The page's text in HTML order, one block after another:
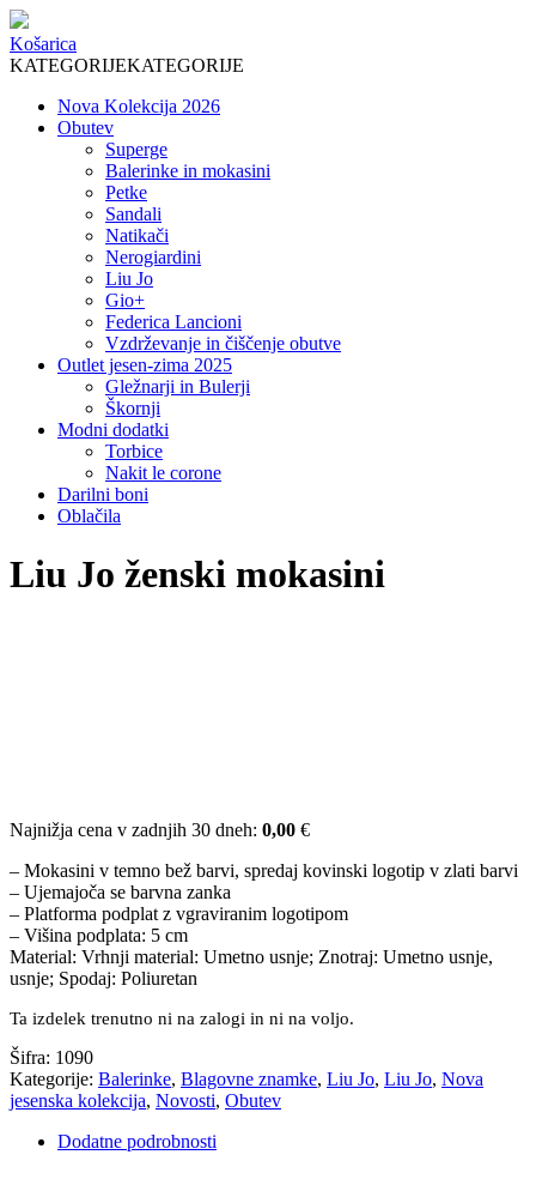
Košarica
KATEGORIJEKATEGORIJE
Nova Kolekcija 2026
Obutev
Superge
Balerinke in mokasini
Petke
Sandali
Natikači
Nerogiardini
Liu Jo
Gio+
Federica Lancioni
Vzdrževanje in čiščenje obutve
Outlet jesen-zima 2025
Gležnarji in Bulerji
Škornji
Modni dodatki
Torbice
Nakit le corone
Darilni boni
Oblačila
Liu Jo ženski mokasini
Najnižja cena v zadnjih 30 dneh: 0,00 €
– Mokasini v temno bež barvi, spredaj kovinski logotip v zlati barvi
– Ujemajoča se barvna zanka
– Platforma podplat z vgraviranim logotipom
– Višina podplata: 5 cm
Material: Vrhnji material: Umetno usnje; Znotraj: Umetno usnje,
usnje; Spodaj: Poliuretan
Ta izdelek trenutno ni na zalogi in ni na voljo.
Šifra: 1090
Kategorije: Balerinke, Blagovne znamke, Liu Jo, Liu Jo, Nova
jesenska kolekcija, Novosti, Obutev
Dodatne podrobnosti